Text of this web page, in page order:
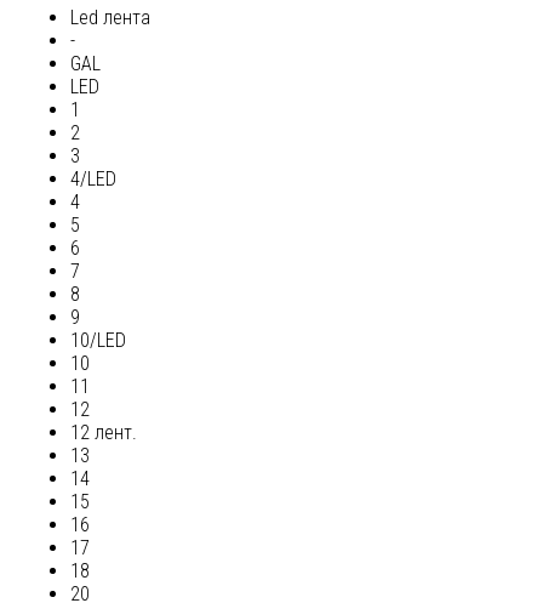
Led лента
-
GAL
LED
1
2
3
4/LED
4
5
6
7
8
9
10/LED
10
11
12
12 лент.
13
14
15
16
17
18
20